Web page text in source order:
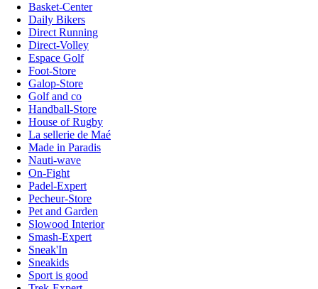
Basket-Center
Daily Bikers
Direct Running
Direct-Volley
Espace Golf
Foot-Store
Galop-Store
Golf and co
Handball-Store
House of Rugby
La sellerie de Maé
Made in Paradis
Nauti-wave
On-Fight
Padel-Expert
Pecheur-Store
Pet and Garden
Slowood Interior
Smash-Expert
Sneak'In
Sneakids
Sport is good